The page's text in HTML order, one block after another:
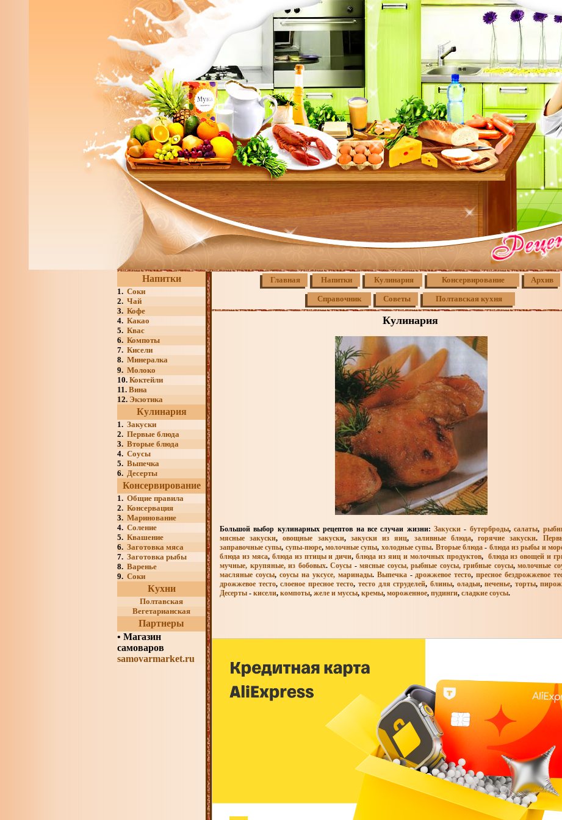
Напитки
1. Соки
2. Чай
3. Кофе
4. Какао
5. Квас
6. Компоты
7. Кисели
8. Минералка
9. Молоко
10. Коктейли
11. Вина
12. Экзотика
Кулинария
1. Закуски
2. Первые блюда
3. Вторые блюда
4. Соусы
5. Выпечка
6. Десерты
Консервирование
1. Общие правила
2. Консервация
3. Маринование
4. Соление
5. Квашение
6. Заготовка мяса
7. Заготовка рыбы
8. Варенье
9. Соки
Кухни
Полтавская
Вегетарианская
Партнеры
• Магазин
самоваров
samovarmarket.ru
Главная Напитки Кулинария Консервирование Архив
Справочник Советы Полтавская кухня
Кулинария
Большой выбор кулинарных рецептов на все случаи жизни:Закуски - бутерброды,салаты,
мясные закуски,овощные закуски, закуски из яиц, заливные блюда,горячие закуски.
заправочные супы, супы-пюре,молочные супы, холодные супы. Вторые блюда- блюда из рыбы и
блюда из мяса, блюда из птицы и дичи,блюда из яиц и молочных продуктов, блюда из овощей и
мучные, крупяные, из бобовых. Соусы - мясные соусы, рыбные соусы, грибные соусы, молочные
масляные соусы, соусы на уксусе, маринады. Выпечка-дрожжевое тесто,пресное бездрожжевое
дрожжевое тесто,слоеное пресное тесто,тесто для струделей, блины, оладьи,печенье, торты,
Десерты - кисели, компоты, желе и муссы, кремы, мороженное, пудинги, сладкие соусы.